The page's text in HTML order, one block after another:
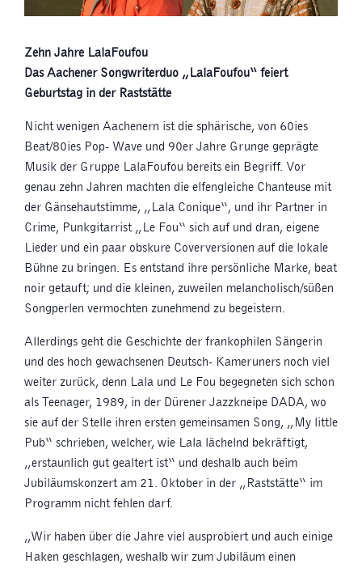
Zehn Jahre LalaFoufou
Das Aachener Songwriterduo „LalaFoufou“ feiert
Geburtstag in der Raststätte
Nicht wenigen Aachenern ist die sphärische, von 60ies
Beat/80ies Pop- Wave und 90er Jahre Grunge geprägte
Musik der Gruppe LalaFoufou bereits ein Begriff. Vor
genau zehn Jahren machten die elfengleiche Chanteuse mit
der Gänsehautstimme, „Lala Conique“, und ihr Partner in
Crime, Punkgitarrist „Le Fou“ sich auf und dran, eigene
Lieder und ein paar obskure Coverversionen auf die lokale
Bühne zu bringen. Es entstand ihre persönliche Marke, beat
noir getauft; und die kleinen, zuweilen melancholisch/süßen
Songperlen vermochten zunehmend zu begeistern.
Allerdings geht die Geschichte der frankophilen Sängerin
und des hoch gewachsenen Deutsch- Kameruners noch viel
weiter zurück, denn Lala und Le Fou begegneten sich schon
als Teenager, 1989, in der Dürener Jazzkneipe DADA, wo
sie auf der Stelle ihren ersten gemeinsamen Song, „My little
Pub“ schrieben, welcher, wie Lala lächelnd bekräftigt,
„erstaunlich gut gealtert ist“ und deshalb auch beim
Jubiläumskonzert am 21. Oktober in der „Raststätte“ im
Programm nicht fehlen darf.
„Wir haben über die Jahre viel ausprobiert und auch einige
Haken geschlagen, weshalb wir zum Jubiläum einen